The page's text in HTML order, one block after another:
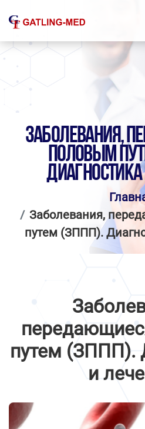
ЗАБОЛЕВАНИЯ,
ПОЛОВЫМ
Заболевания,
путем (ЗППП).
путем (ЗППП).
и